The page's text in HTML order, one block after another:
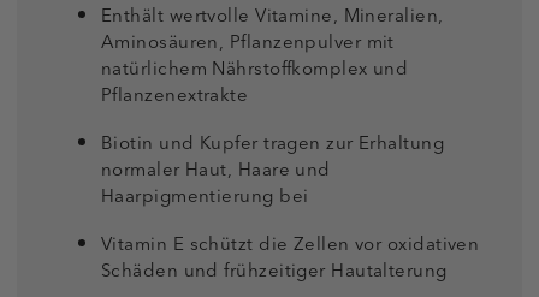
Enthält wertvolle Vitamine, Mineralien,
Aminosäuren, Pflanzenpulver mit
natürlichem Nährstoffkomplex und
Pflanzenextrakte
Biotin und Kupfer tragen zur Erhaltung
normaler Haut, Haare und
Haarpigmentierung bei
Vitamin E schützt die Zellen vor oxidativen
Schäden und frühzeitiger Hautalterung